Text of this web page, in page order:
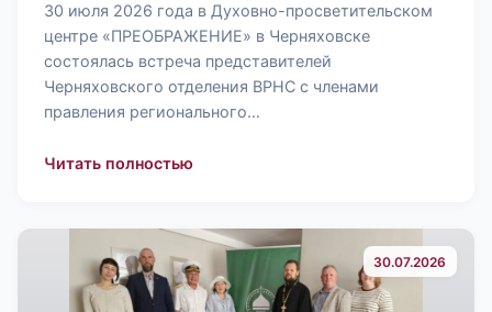
30 июля 2026 года в Духовно-просветительском
центре «ПРЕОБРАЖЕНИЕ» в Черняховске
состоялась встреча представителей
Черняховского отделения ВРНС с членами
правления регионального…
Читать полностью: В Черняховске Калининградской
30.07.2026